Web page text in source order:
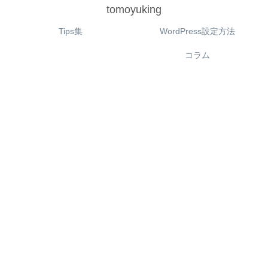
tomoyuking
Tips集 WordPress設定方法
コラム